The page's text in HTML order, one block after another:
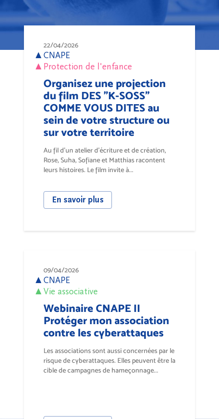
22/04/2026
CNAPE
Protection de l'enfance
Organisez une projection
du film DES "K-SOSS"
COMME VOUS DITES au
sein de votre structure ou
sur votre territoire
Au fil d’un atelier d’écriture et de création,
Rose, Suha, Sofiane et Matthias racontent
leurs histoires. Le film invite à...
En savoir plus
09/04/2026
CNAPE
Vie associative
Webinaire CNAPE II
Protéger mon association
contre les cyberattaques
Les associations sont aussi concernées par le
risque de cyberattaques. Elles peuvent être la
cible de campagnes de hameçonnage...